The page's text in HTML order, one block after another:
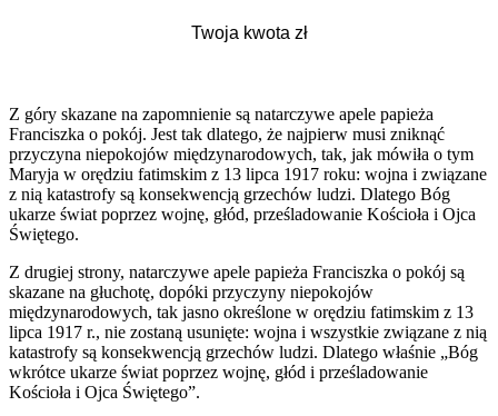
Z góry skazane na zapomnienie są natarczywe apele papieża
Franciszka o pokój. Jest tak dlatego, że najpierw musi zniknąć
przyczyna niepokojów międzynarodowych, tak, jak mówiła o tym
Maryja w orędziu fatimskim z 13 lipca 1917 roku: wojna i związane
z nią katastrofy są konsekwencją grzechów ludzi. Dlatego Bóg
ukarze świat poprzez wojnę, głód, prześladowanie Kościoła i Ojca
Świętego.
Z drugiej strony, natarczywe apele papieża Franciszka o pokój są
skazane na głuchotę, dopóki przyczyny niepokojów
międzynarodowych, tak jasno określone w orędziu fatimskim z 13
lipca 1917 r., nie zostaną usunięte: wojna i wszystkie związane z nią
katastrofy są konsekwencją grzechów ludzi. Dlatego właśnie „Bóg
wkrótce ukarze świat poprzez wojnę, głód i prześladowanie
Kościoła i Ojca Świętego”.